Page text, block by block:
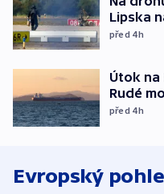
Lipska
před 4h
Útok na
Rudé
před 4h
Evropský